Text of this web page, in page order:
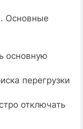
Основные
основную
перегрузки
отключать